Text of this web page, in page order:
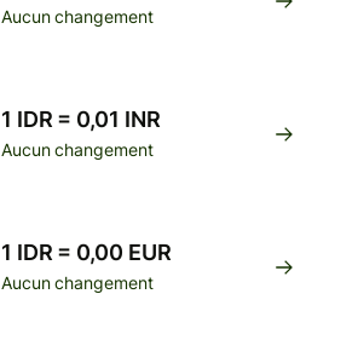
Aucun changement
1 IDR = 0,01 INR
Aucun changement
1 IDR = 0,00 EUR
Aucun changement